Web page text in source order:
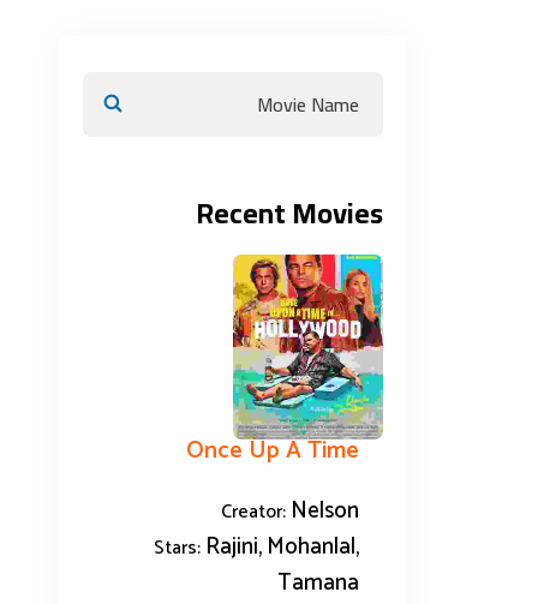
Recent Movies
Once Up A Time
Creator: Nelson
Stars: Rajini, Mohanlal,
Tamana